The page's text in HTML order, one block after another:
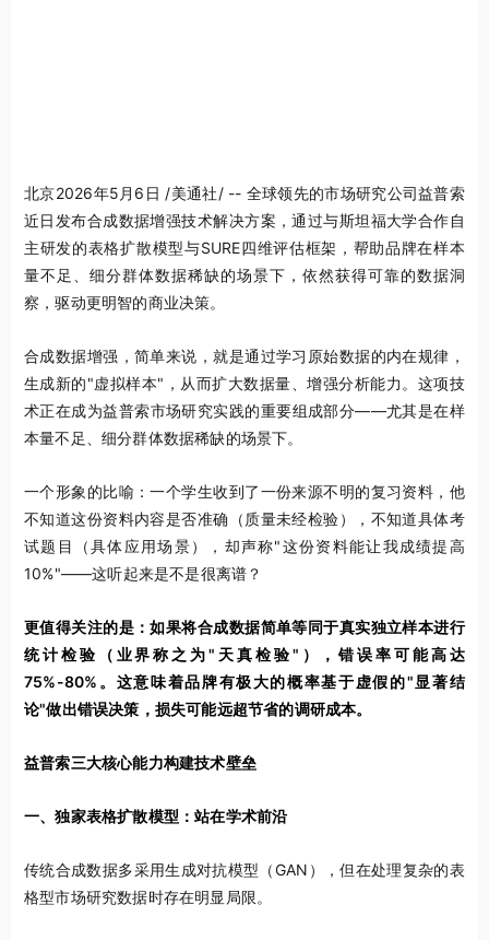
北京2026年5月6日 /美通社/ -- 全球领先的市场研究公司益普索
近日发布合成数据增强技术解决方案，通过与斯坦福大学合作自
主研发的表格扩散模型与SURE四维评估框架，帮助品牌在样本
量不足、细分群体数据稀缺的场景下，依然获得可靠的数据洞
察，驱动更明智的商业决策。
合成数据增强，简单来说，就是通过学习原始数据的内在规律，
生成新的"虚拟样本"，从而扩大数据量、增强分析能力。这项技
术正在成为益普索市场研究实践的重要组成部分——尤其是在样
本量不足、细分群体数据稀缺的场景下。
一个形象的比喻：一个学生收到了一份来源不明的复习资料，他
不知道这份资料内容是否准确（质量未经检验），不知道具体考
试题目（具体应用场景），却声称"这份资料能让我成绩提高
10%"——这听起来是不是很离谱？
更值得关注的是：如果将合成数据简单等同于真实独立样本进行
统计检验（业界称之为" 天真检验" ），错误率可能高达
75%-80% 。这意味着品牌有极大的概率基于虚假的"显著结
论"做出错误决策，损失可能远超节省的调研成本。
益普索三大核心能力构建技术壁垒
一、独家表格扩散模型：站在学术前沿
传统合成数据多采用生成对抗模型（GAN），但在处理复杂的表
格型市场研究数据时存在明显局限。